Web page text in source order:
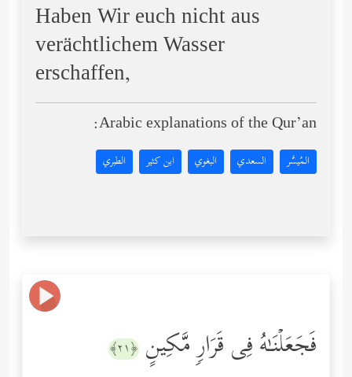
Haben Wir euch nicht aus
verächtlichem Wasser
erschaffen,
Arabic explanations of the Qur’an:
المُيسَّر السعدي البغوي ابن كثير الطبري
فَجَعَلۡنَـٰهُ فِی قَرَارࣲ مَّكِینٍ ﴿٢١﴾